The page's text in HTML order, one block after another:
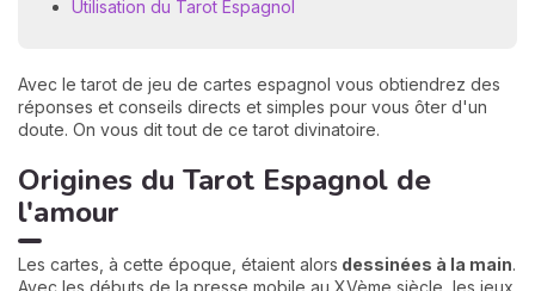
Utilisation du Tarot Espagnol
Avec le tarot de jeu de cartes espagnol vous obtiendrez des
réponses et conseils directs et simples pour vous ôter d'un
doute. On vous dit tout de ce tarot divinatoire.
Origines du Tarot Espagnol de
l'amour
Les cartes, à cette époque, étaient alors dessinées à la main.
Avec les débuts de la presse mobile au XVème siècle, les jeux